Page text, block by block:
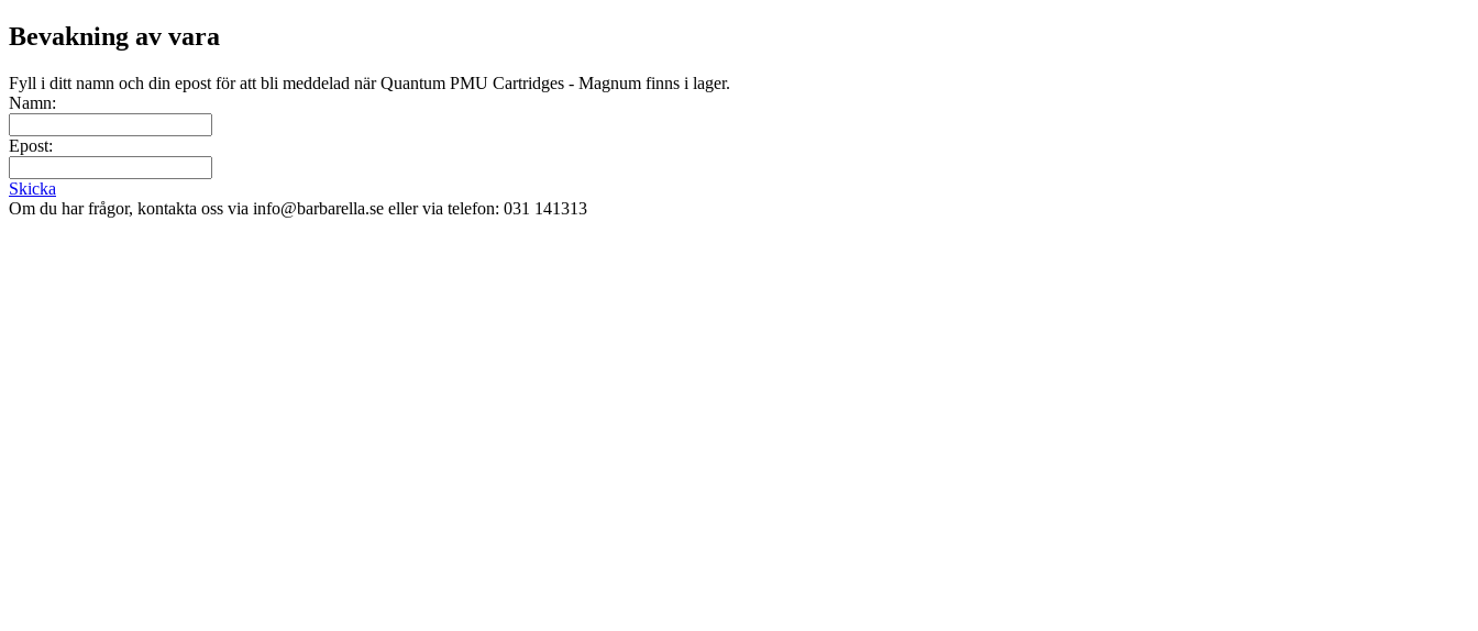
Bevakning av vara
Fyll i ditt namn och din epost för att bli meddelad när Quantum PMU Cartridges - Magnum finns i lager.
Namn:
Epost:
Skicka
Om du har frågor, kontakta oss via info@barbarella.se eller via telefon: 031 141313